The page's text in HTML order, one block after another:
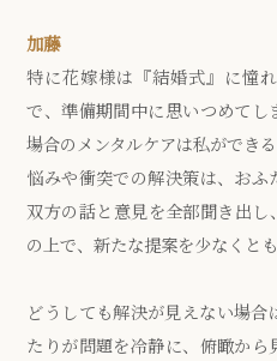
加藤
特に花嫁様は『結婚式』に憧
で、準備期間中に思いつめて
場合のメンタルケアは私ができ
悩みや衝突での解決策は、おふ
双方の話と意見を全部聞き出
の上で、新たな提案を少なくと
どうしても解決が見えない場
たりが問題を冷静に、俯瞰か